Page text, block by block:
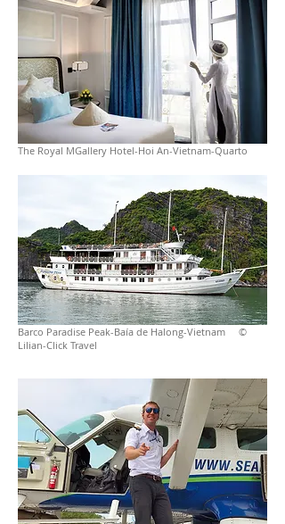
The Royal MGallery Hotel-Hoi An-Vietnam-Quarto
Barco Paradise Peak-Baía de Halong-Vietnam ©
Lilian-Click Travel